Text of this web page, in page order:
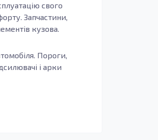
свого
Запчастини,
кузова.
Пороги,
і арки
речовин.